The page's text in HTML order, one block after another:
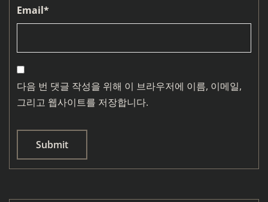
Email*
다음 번 댓글 작성을 위해 이 브라우저에 이름, 이메일,
그리고 웹사이트를 저장합니다.